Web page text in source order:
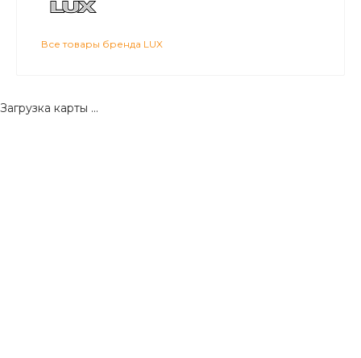
Все товары бренда LUX
Загрузка карты ...